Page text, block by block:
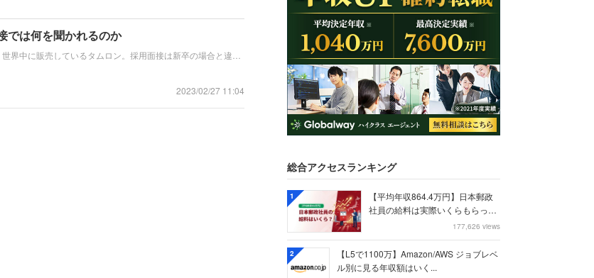
では何を聞かれるのか
界中に販売しているタムロン。採用面接は新卒の場合と違
2023/02/27 11:04
総合アクセスランキング
1
【平均年収864.4万円】日本郵政
社員の給料は実際いくらもらって
177,626 views
2
【L5で1100万】Amazon/AWS ジョブレベ
ル別に見る年収額はいく...